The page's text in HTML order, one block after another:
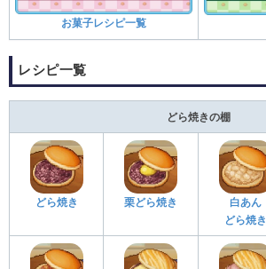
お菓子レシピ一覧
レシピ一覧
どら焼きの棚
どら焼き 栗どら焼き
白あん
どら焼き